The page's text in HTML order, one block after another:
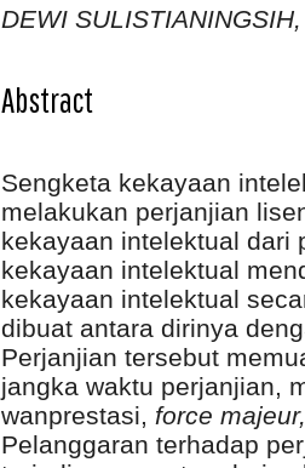
DEWI
Abstract
Sengketa kekayaan
melakukan perjanjian
kekayaan intelektual dari
kekayaan intelektual
kekayaan intelektual
dibuat antara dirinya
Perjanjian tersebut
jangka waktu perjanjian,
wanprestasi, force majeur,
Pelanggaran terhadap